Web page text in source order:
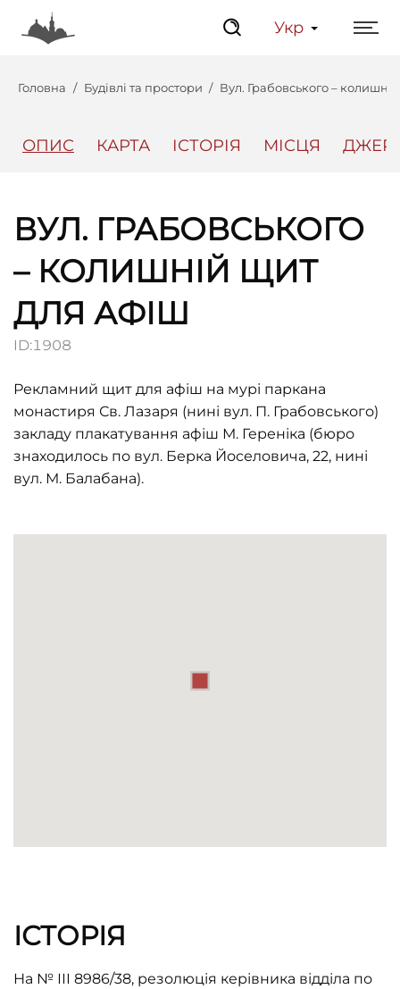
Укр
Головна Будівлі та простори Вул. Грабовського –
ОПИС КАРТА ІСТОРІЯ МІСЦЯ
ВУЛ. ГРАБОВСЬКОГО
– КОЛИШНІЙ ЩИТ
ДЛЯ АФІШ
ID:1908
Рекламний щит для афіш на мурі паркана
монастиря Св. Лазаря (нині вул. П. Грабовського)
закладу плакатування афіш М. Гереніка (бюро
знаходилось по вул. Берка Йоселовича, 22, нині
вул. М. Балабана).
ІСТОРІЯ
На № ІІІ 8986/38, резолюція керівника відділа по